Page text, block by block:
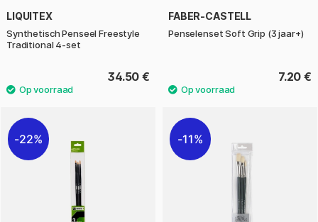
LIQUITEX
Synthetisch Penseel Freestyle
Traditional 4-set
34.50 €
FABER-CASTELL
Penselenset Soft Grip (3 jaar+)
7.20 €
22% 11%